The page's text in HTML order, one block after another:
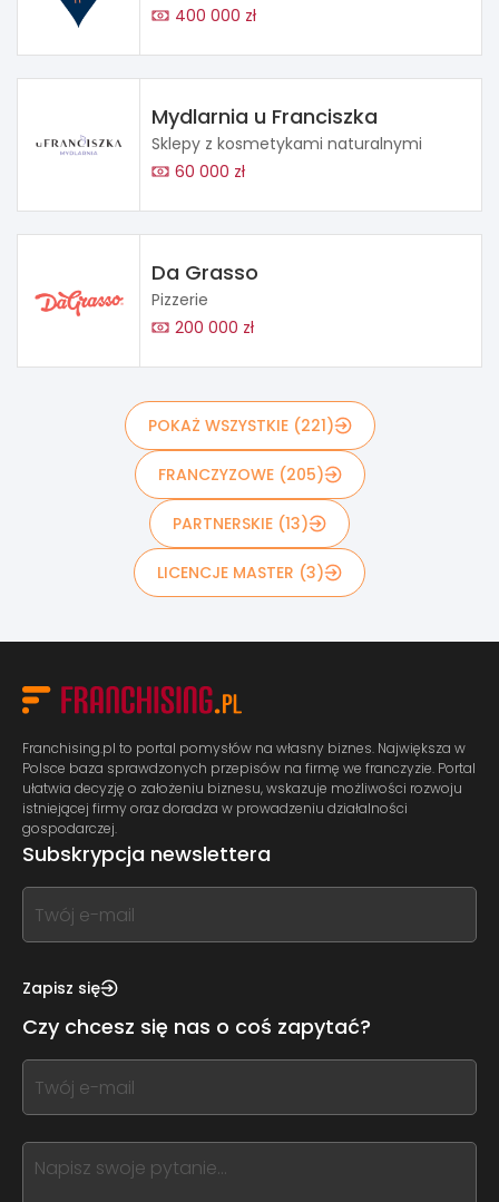
400 000 zł
Mydlarnia u Franciszka
Sklepy z kosmetykami naturalnymi
60 000 zł
Da Grasso
Pizzerie
200 000 zł
POKAŻ WSZYSTKIE (221)
FRANCZYZOWE (205)
PARTNERSKIE (13)
LICENCJE MASTER (3)
Franchising.pl to portal pomysłów na własny biznes. Największa w
Polsce baza sprawdzonych przepisów na firmę we franczyzie. Portal
ułatwia decyzję o założeniu biznesu, wskazuje możliwości rozwoju
istniejącej firmy oraz doradza w prowadzeniu działalności
gospodarczej.
Subskrypcja newslettera
If
you
this,
this
form
field
blank
Zapisz się
Czy chcesz się nas o coś zapytać?
If
you
this,
leave